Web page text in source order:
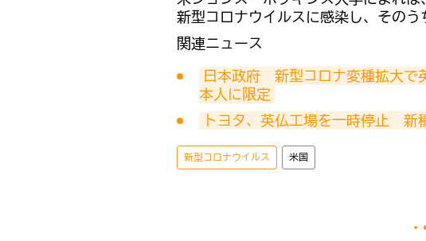
新型コロナウイルスに感染し、そのう
関連ニュース
日本政府　新型コロナ変種拡大
本人に限定
トヨタ、英仏工場を一時停止　新
新型コロナウイルス 米国